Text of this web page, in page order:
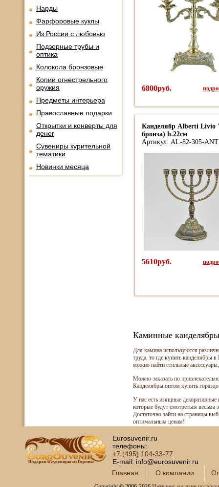
Нарды
Фарфоровые куклы
Из России с любовью
Подзорные трубы и
оптика
Колокола бронзовые
Копии огнестрельного
оружия
Предметы интерьера
Православные подарки
Открытки и конверты для
денег
Сувениры курительной
тематики
Новинки месяца
6800руб.
Канделябр Alberti
бронза) h.22см
Артикул: AL-82-305-ANT
5610руб.
Каминные канделябры
Для камина используются
труда, то где купить канделябры
можно найти стильные
Можно заказать по
Канделябры оптом купить
У нас есть изящные
которые будут смотреться
Достаточно зайти на страницы
оптимальным ценам!
Eurosuvenir.ru
телефоны:
+7 (495) 104-33-77
E-mail: info@eurosuvenir.ru
Главная
О компании